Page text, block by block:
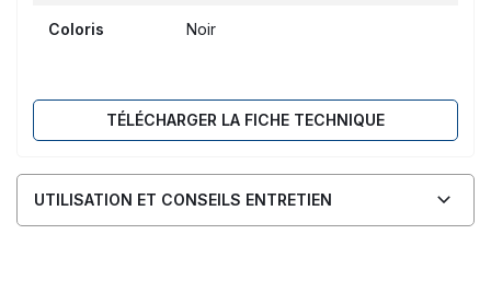
Coloris Noir
TÉLÉCHARGER LA FICHE TECHNIQUE
UTILISATION ET CONSEILS ENTRETIEN